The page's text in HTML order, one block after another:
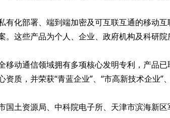
有化部署、端到端加密及可互联互通的移动
。这些产品为个人、企业、政府机构及科研
移动通信领域拥有多项核心发明专利，产品
质，并荣获“青蓝企业”、“市高新技术企业”
国土资源局、中科院电子所、天津市滨海新